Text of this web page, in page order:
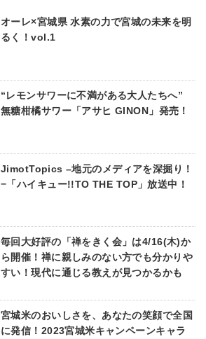
オーレ×宮城県 水素の力で宮城の未来を明
るく！vol.1
“レモンサワーに不満がある大人たちへ”
無糖柑橘サワー「アサヒ GINON」発売！
JimotTopics –地元のメディアを深掘り！
−「ハイキュー!!TO THE TOP」放送中！
毎回大好評の「禅をきく会」は4/16(木)か
ら開催！禅に親しみのない方でも分かりや
すい！現代に通じる教えが見つかるかも
宮城米のおいしさを、あなたの笑顔で全国
に発信！2023宮城米キャンペーンキャラ